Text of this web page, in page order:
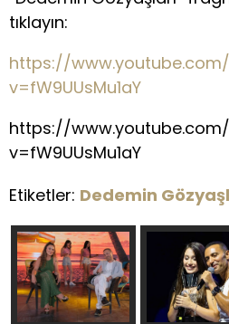
tıklayın:
https://
v=fW9UUsMu1aY
https://
v=fW9UUsMu1aY
Etiketler: Dedemin